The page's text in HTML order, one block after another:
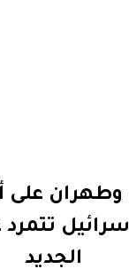
على
تتمرد
الجديد